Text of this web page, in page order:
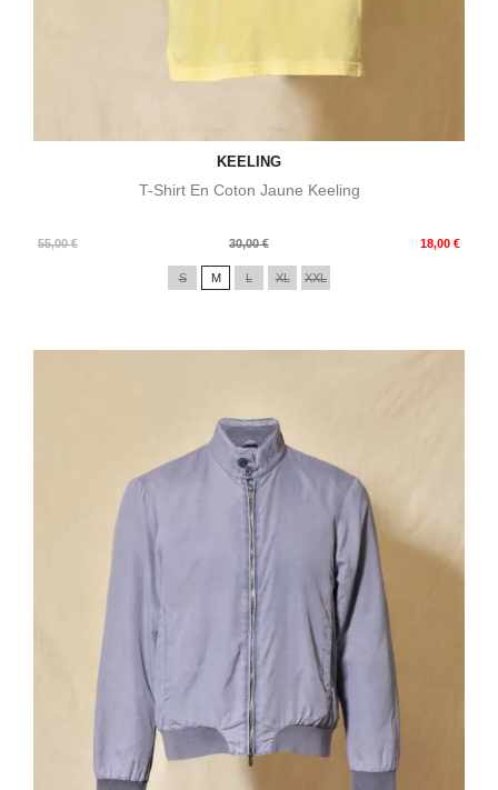
KEELING
T-Shirt En Coton Jaune Keeling
55,00 €
Prix
30,00 € 18,00 €
Prix
S M L XL XXL